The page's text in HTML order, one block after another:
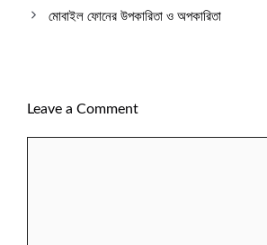
মোবাইল ফোনের উপকারিতা ও অপকারিতা
Leave a Comment